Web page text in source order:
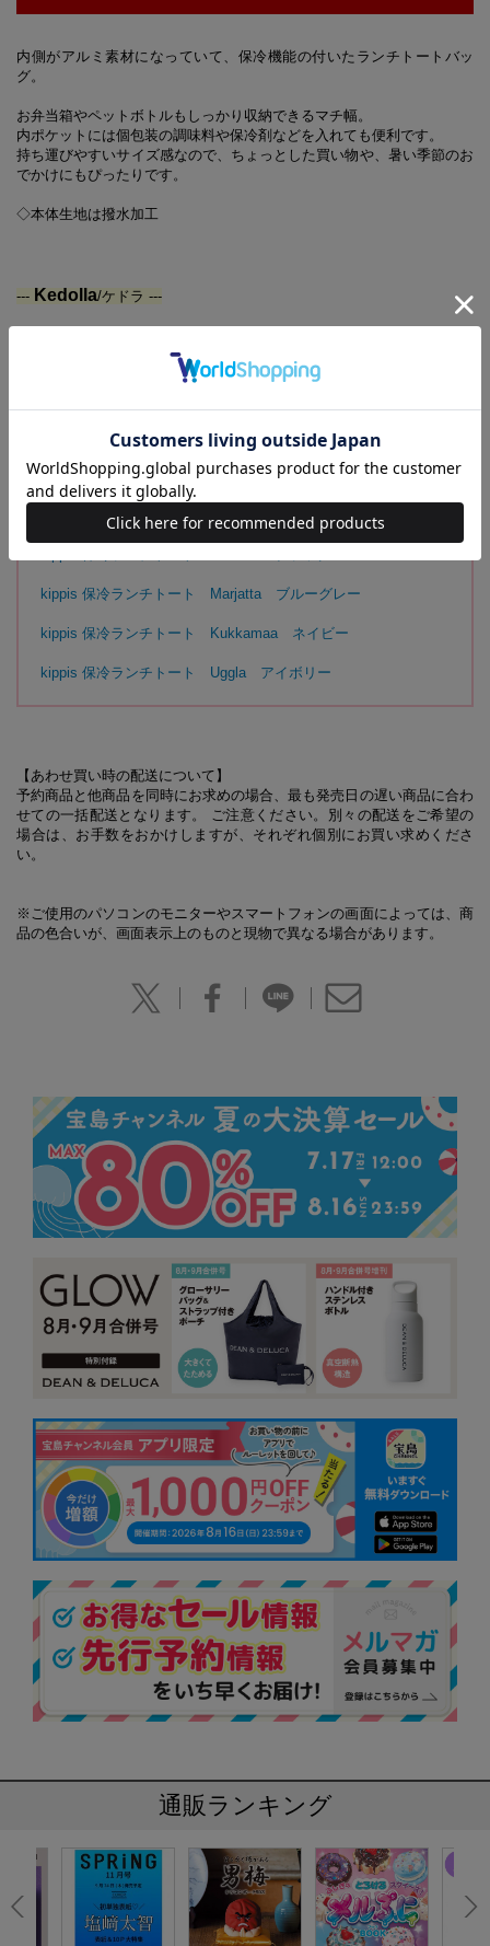
内側がアルミ素材になっていて、保冷機能の付いたランチトートバッ
グ。
お弁当箱やペットボトルもしっかり収納できるマチ幅。
内ポケットには個包装の調味料や保冷剤などを入れても便利です。
持ち運びやすいサイズ感なので、ちょっとした買い物や、暑い季節のお
でかけにもぴったりです。
◇本体生地は撥水加工
--- Kedolla/ケドラ ---
らインスピレーションを得て描かれたデザイン。
ガッシュで手描きされたスケッチが元になっており、その温かみのある
【同時発売のアイテムはこちらから】
kippis 保冷ランチトート Mimosa ホワイト
kippis 保冷ランチトート Marjatta ブルーグレー
kippis 保冷ランチトート Kukkamaa ネイビー
kippis 保冷ランチトート Uggla アイボリー
【あわせ買い時の配送について】
予約商品と他商品を同時にお求めの場合、最も発売日の遅い商品に合わ
せての一括配送となります。 ご注意ください。別々の配送をご希望の
場合は、お手数をおかけしますが、それぞれ個別にお買い求めくださ
い。
※ご使用のパソコンのモニターやスマートフォンの画面によっては、商
品の色合いが、画面表示上のものと現物で異なる場合があります。
通販ランキング